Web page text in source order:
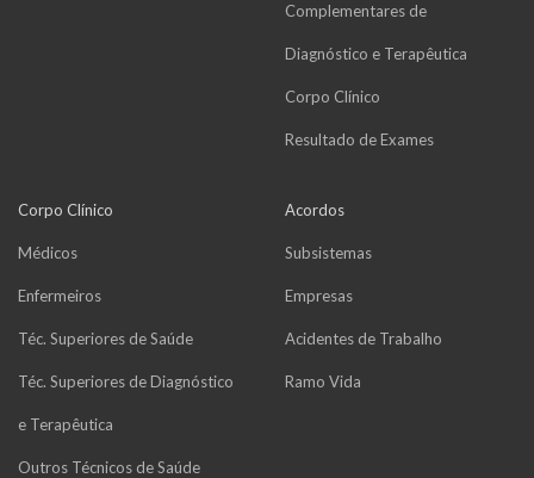
Complementares de
Diagnóstico e Terapêutica
Corpo Clínico
Resultado de Exames
Corpo Clínico
Médicos
Enfermeiros
Téc. Superiores de Saúde
Téc. Superiores de Diagnóstico
e Terapêutica
Outros Técnicos de Saúde
Acordos
Subsistemas
Empresas
Acidentes de Trabalho
Ramo Vida